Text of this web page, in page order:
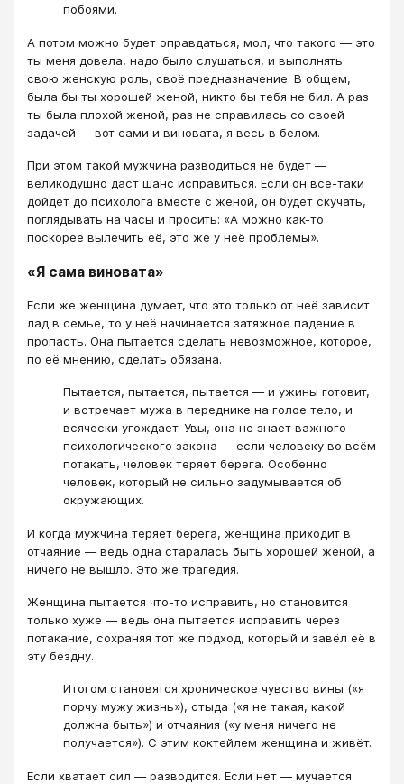
побоями.
А потом можно будет оправдаться, мол, что такого — это
ты меня довела, надо было слушаться, и выполнять
свою женскую роль, своё предназначение. В общем,
была бы ты хорошей женой, никто бы тебя не бил. А раз
ты была плохой женой, раз не справилась со своей
задачей — вот сами и виновата, я весь в белом.
При этом такой мужчина разводиться не будет —
великодушно даст шанс исправиться. Если он всё-таки
дойдёт до психолога вместе с женой, он будет скучать,
поглядывать на часы и просить: «А можно как-то
поскорее вылечить её, это же у неё проблемы».
«Я сама виновата»
Если же женщина думает, что это только от неё зависит
лад в семье, то у неё начинается затяжное падение в
пропасть. Она пытается сделать невозможное, которое,
по её мнению, сделать обязана.
Пытается, пытается, пытается — и ужины готовит,
и встречает мужа в переднике на голое тело, и
всячески угождает. Увы, она не знает важного
психологического закона — если человеку во всём
потакать, человек теряет берега. Особенно
человек, который не сильно задумывается об
окружающих.
И когда мужчина теряет берега, женщина приходит в
отчаяние — ведь одна старалась быть хорошей женой, а
ничего не вышло. Это же трагедия.
Женщина пытается что-то исправить, но становится
только хуже — ведь она пытается исправить через
потакание, сохраняя тот же подход, который и завёл её в
эту бездну.
Итогом становятся хроническое чувство вины («я
порчу мужу жизнь»), стыда («я не такая, какой
должна быть») и отчаяния («у меня ничего не
получается»). С этим коктейлем женщина и живёт.
Если хватает сил — разводится. Если нет — мучается